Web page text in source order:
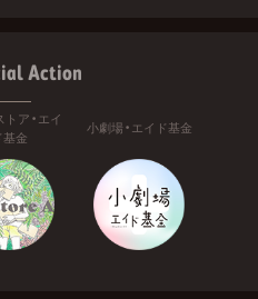
Action
ア・エイ
基金
小劇場・エイド基金